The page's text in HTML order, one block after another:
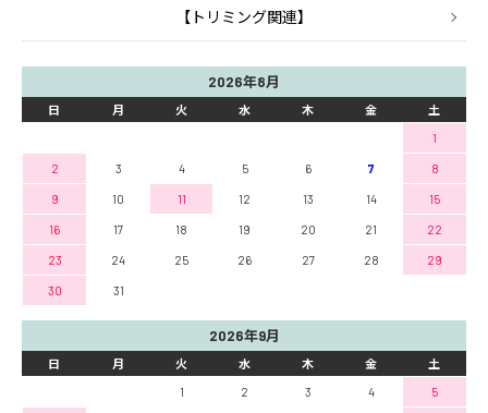
【トリミング関連】
2026年8月
日 月 火 水 木 金
土
1
2 3 4 5 6 7 8
9 10 11 12 13 14 15
16 17 18 19 20 21 22
23 24 25 26 27 28 29
30 31
2026年9月
日 月 火 水 木 金
土
1
2 3 4 5